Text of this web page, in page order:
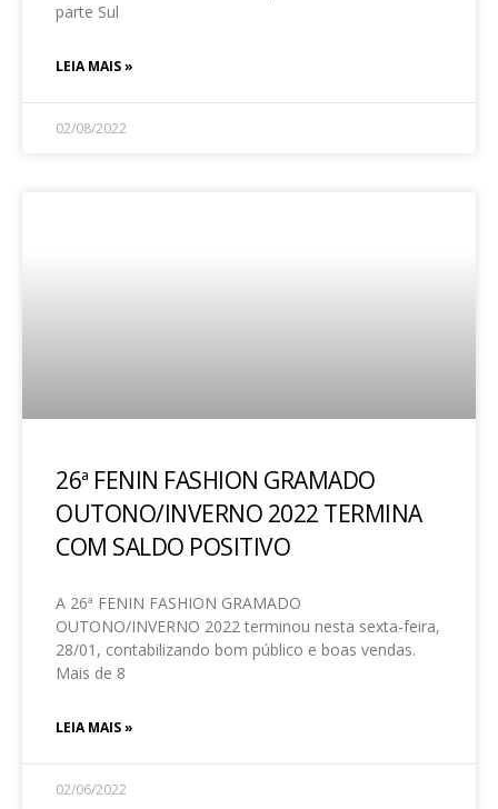
parte Sul
LEIA MAIS »
02/08/2022
26ª FENIN FASHION GRAMADO
OUTONO/INVERNO 2022 TERMINA
COM SALDO POSITIVO
A 26ª FENIN FASHION GRAMADO
OUTONO/INVERNO 2022 terminou nesta sexta-feira,
28/01, contabilizando bom público e boas vendas.
Mais de 8
LEIA MAIS »
02/06/2022